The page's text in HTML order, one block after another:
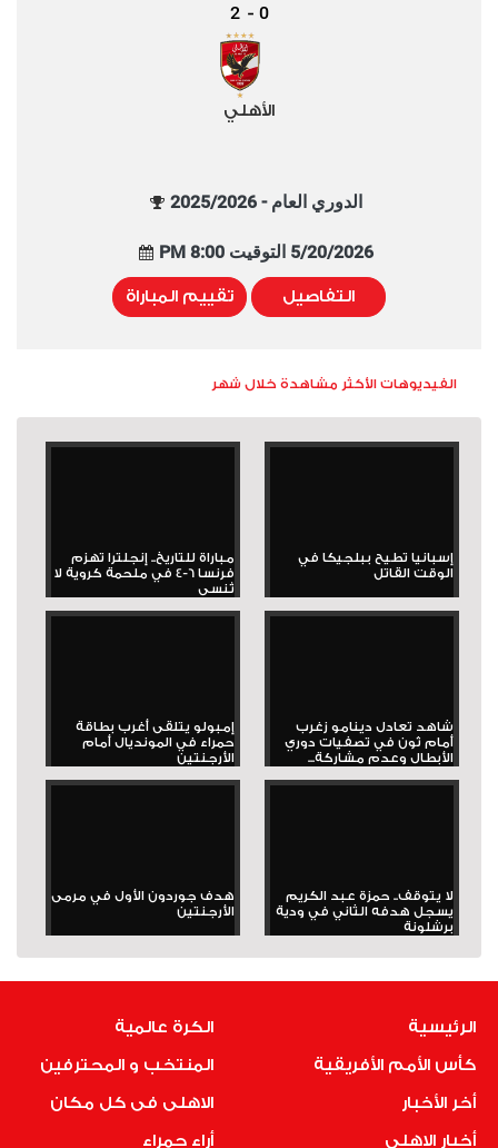
0
-
2
الأهلي
الدوري العام - 2025/2026
5/20/2026 التوقيت 8:00 PM
التفاصيل تقييم المباراة
الفيديوهات الأكثر مشاهدة خلال شهر
إسبانيا تطيح ببلجيكا في
الوقت القاتل
مباراة للتاريخ.. إنجلترا تهزم
فرنسا 6-4 في ملحمة كروية لا
تُنسى
شاهد تعادل دينامو زغرب
أمام ثون في تصفيات دوري
الأبطال وعدم مشاركة...
إمبولو يتلقى أغرب بطاقة
حمراء في المونديال أمام
الأرجنتين
لا يتوقف.. حمزة عبد الكريم
يسجل هدفه الثاني في ودية
برشلونة
هدف جوردون الأول في مرمى
الأرجنتين
الرئيسية
كأس الأمم الأفريقية
أخر الأخبار
أخبار الاهلى
الكرة عالمية
المنتخب و المحترفين
الاهلى فى كل مكان
أراء حمراء